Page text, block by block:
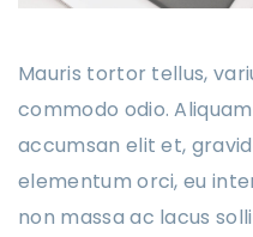
Mauris tortor tellus,
commodo odio.
accumsan elit et,
elementum orci, eu
non massa ac lacus